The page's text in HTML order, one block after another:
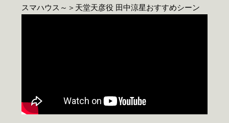
スマハウス～＞天堂天彦役 田中涼星おすすめシーン